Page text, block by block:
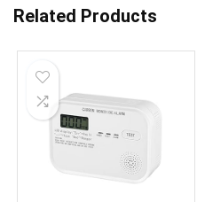
Related Products